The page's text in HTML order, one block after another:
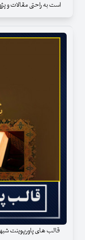
است به راحتی مقالات و
قالب های پاورپوینت